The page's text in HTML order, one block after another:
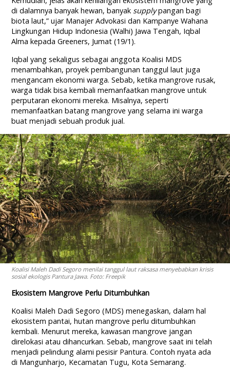
di dalamnya banyak hewan, banyak supplypangan bagi
biota laut,” ujar Manajer Advokasi dan Kampanye Wahana
Lingkungan Hidup Indonesia (Walhi) Jawa Tengah, Iqbal
Alma kepada Greeners, Jumat (19/1).
Iqbal yang sekaligus sebagai anggota Koalisi MDS
menambahkan, proyek pembangunan tanggul laut juga
mengancam ekonomi warga. Sebab, ketika mangrove rusak,
warga tidak bisa kembali memanfaatkan mangrove untuk
perputaran ekonomi mereka. Misalnya, seperti
memanfaatkan batang mangrove yang selama ini warga
buat menjadi sebuah produk jual.
Koalisi Maleh Dadi Segoro menilai tanggul laut raksasa menyebabkan krisis
sosial ekologis Pantura Jawa. Foto: Freepik
Ekosistem Mangrove Perlu Ditumbuhkan
Koalisi Maleh Dadi Segoro (MDS) menegaskan, dalam hal
ekosistem pantai, hutan mangrove perlu ditumbuhkan
kembali. Menurut mereka, kawasan mangrove jangan
direlokasi atau dihancurkan. Sebab, mangrove saat ini telah
menjadi pelindung alami pesisir Pantura. Contoh nyata ada
di Mangunharjo, Kecamatan Tugu, Kota Semarang.